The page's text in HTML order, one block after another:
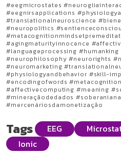
#eegmicrostates
#eegnirsapplications
#translationalneuroscience
#neuropolitics
#agingmaturityinnocence
#languageprocessing
#neurophilosophy #neurorights
#neuromarketing
#physiologyandbehavior #skill-
#encodingofwords
#affectivecomputing #meaning
#mineraçãodedados
#mercenáriosdamonetização
Tags EEG
Ionic